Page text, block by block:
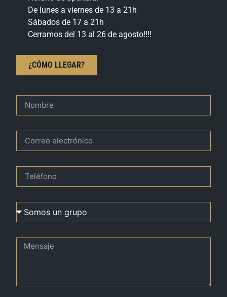
De lunes a viernes de 13 a 21h
Sábados de 17 a 21h
Cerramos del 13 al 26 de agosto!!!!
¿CÓMO LLEGAR?